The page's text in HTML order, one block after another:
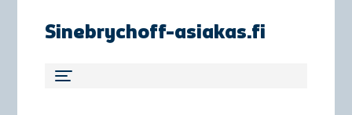
Sinebrychoff-asiakas.fi